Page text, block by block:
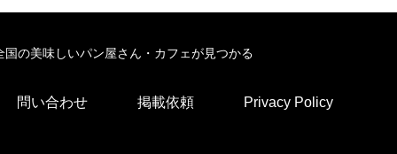
の美味しいパン屋さん・カフェが見つかる
問い合わせ 掲載依頼 Privacy Policy